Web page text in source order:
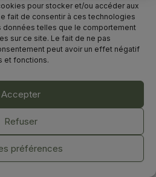
pour stocker et/ou accéder aux
fait de consentir à ces technologies
données telles que le comportement
sur ce site. Le fait de ne pas
peut avoir un effet négatif
et fonctions.
Accepter
Refuser
préférences
Vallès-Dordal
de confidentialité-CGV